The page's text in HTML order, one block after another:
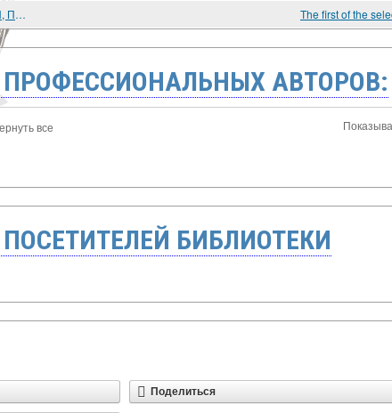
МАТРИЦЫ ДУШИ. МАТРИЦЫ СОЗНАНИЯ, ПОДСОЗНАНИЯ The first of the
АВТОРОВ:
все
БИБЛИОТЕКИ
Поделиться